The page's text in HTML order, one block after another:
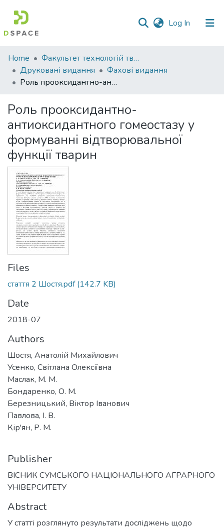
Log In (current)
Communities
&
Collections
Statistics
Home
Факультет технологій тваринництва та продовольства
Друковані видання
Фахові видання
Роль прооксидантно-антиоксидантного гомеостазу у формуванні відтворювальної функції тварин
Роль прооксидантно-
антиоксидантного гомеостазу у
формуванні відтворювальної
функції тварин
Files
стаття 2 Шостя.pdf(142.7 KB)
Date
2018-07
Authors
Шостя, Анатолій Михайлович
Усенко, Світлана Олексіївна
Маслак, М. М.
Бондаренко, О. М.
Березницький, Віктор Іванович
Павлова, І. В.
Кір'ян, Р. М.
Publisher
ВІСНИК СУМСЬКОГО НАЦІОНАЛЬНОГО АГРАРНОГО
УНІВЕРСИТЕТУ
Abstract
У статті розглянуто результати досліджень щодо